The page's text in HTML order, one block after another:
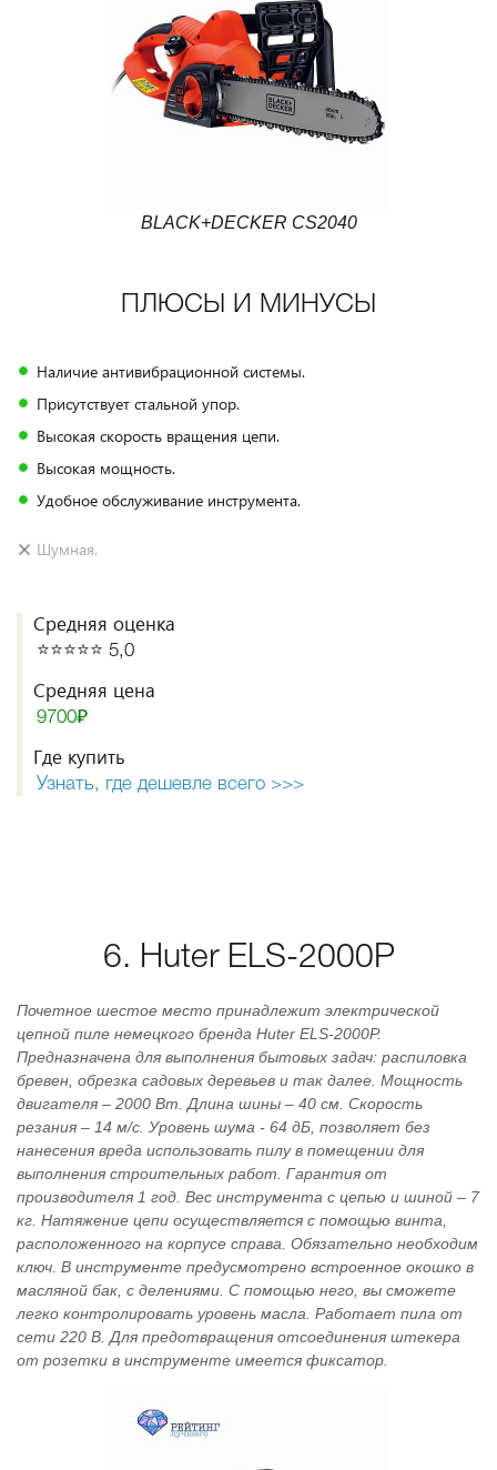
BLACK+DECKER CS2040
ПЛЮСЫ И МИНУСЫ
Наличие антивибрационной системы.
Присутствует стальной упор.
Высокая скорость вращения цепи.
Высокая мощность.
Удобное обслуживание инструмента.
Шумная.
Средняя оценка
⭐️⭐️⭐️⭐️⭐️ 5,0
Средняя цена
9700₽
Где купить
Узнать, где дешевле всего >>>
6. Huter ELS-2000P
Почетное шестое место принадлежит электрической
цепной пиле немецкого бренда Huter ELS-2000P.
Предназначена для выполнения бытовых задач: распиловка
бревен, обрезка садовых деревьев и так далее. Мощность
двигателя – 2000 Вт. Длина шины – 40 см. Скорость
резания – 14 м/с. Уровень шума - 64 дБ, позволяет без
нанесения вреда использовать пилу в помещении для
выполнения строительных работ. Гарантия от
производителя 1 год. Вес инструмента с цепью и шиной – 7
кг. Натяжение цепи осуществляется с помощью винта,
расположенного на корпусе справа. Обязательно необходим
ключ. В инструменте предусмотрено встроенное окошко в
масляной бак, с делениями. С помощью него, вы сможете
легко контролировать уровень масла. Работает пила от
сети 220 В. Для предотвращения отсоединения штекера
от розетки в инструменте имеется фиксатор.